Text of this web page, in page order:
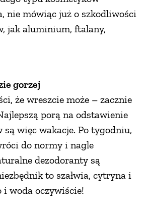
nie mówiąc już o szkodliwości
jak aluminium, ftalany,
gorzej
że wreszcie może – zacznie
porą na odstawienie
więc wakacje. Po tygodniu,
do normy i nagle
dezodoranty są
to szałwia, cytryna i
i woda oczywiście!